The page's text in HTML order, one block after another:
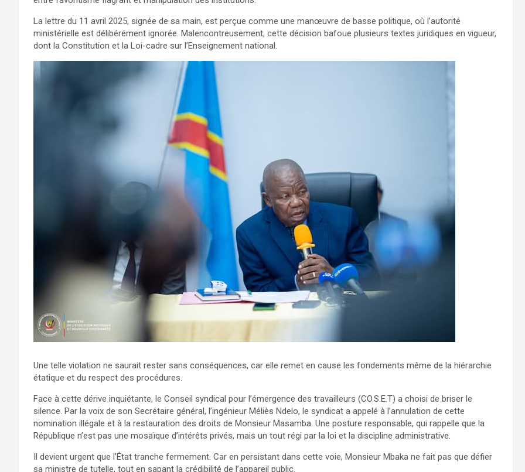
La lettre du 11 avril 2025, signée de sa main, est perçue comme une manœuvre de basse politique, où l’autorité
ministérielle est délibérément ignorée. Malencontreusement, cette décision bafoue plusieurs textes juridiques en vigueur,
dont la Constitution et la Loi-cadre sur l’Enseignement national.
Une telle violation ne saurait rester sans conséquences, car elle remet en cause les fondements même de la hiérarchie
étatique et du respect des procédures.
Face à cette dérive inquiétante, le Conseil syndical pour l’émergence des travailleurs (CO.S.E.T) a choisi de briser le
silence. Par la voix de son Secrétaire général, l’ingénieur Méliès Ndelo, le syndicat a appelé à l’annulation de cette
nomination illégale et à la restauration des droits de Monsieur Masamba. Une posture responsable, qui rappelle que la
République n’est pas une mosaïque d’intérêts privés, mais un tout régi par la loi et la discipline administrative.
Il devient urgent que l’État tranche fermement. Car en persistant dans cette voie, Monsieur Mbaka ne fait pas que défier
sa ministre de tutelle, tout en sapant la crédibilité de l’appareil public.